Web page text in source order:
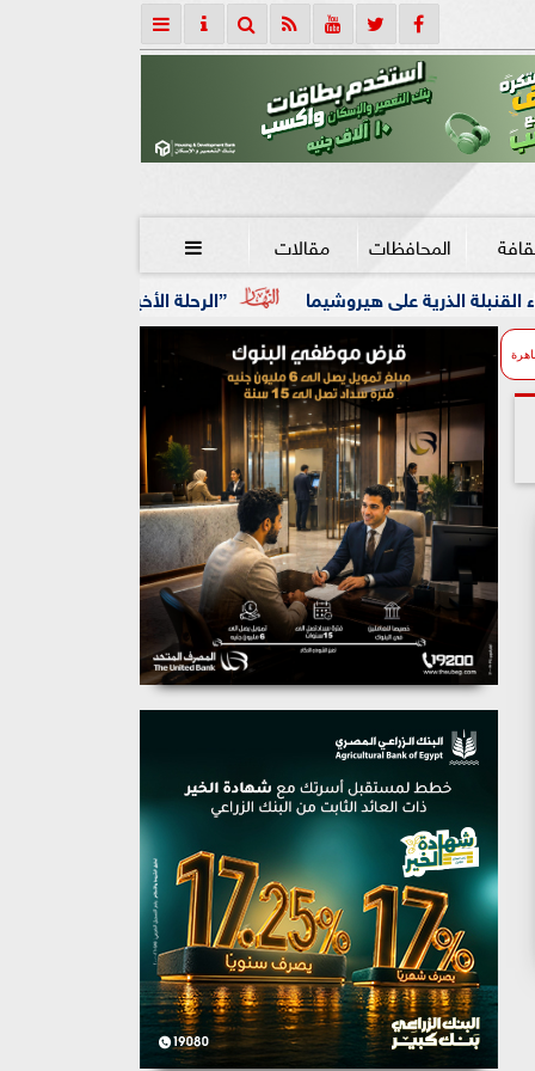
المحافظات مقالات 
”الرحلة الأخيرة” فى مختبر السرديات بمكتبة